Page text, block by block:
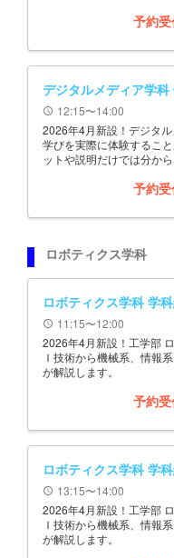
予約
デジタルメディア学科
schedule 12:15〜14:00
2026年4月新設！デジタ
学びを実際に体験するこ
ットや説明だけでは分か
デジタルメディアの世界
予約
ロボティクス学科
ロボティクス学科 学
schedule 11:15〜12:00
2026年4月新設！工学部
Ｉ技術から機械系、情報
が解説します。
予約
ロボティクス学科 学
schedule 13:15〜14:00
2026年4月新設！工学部
Ｉ技術から機械系、情報
が解説します。